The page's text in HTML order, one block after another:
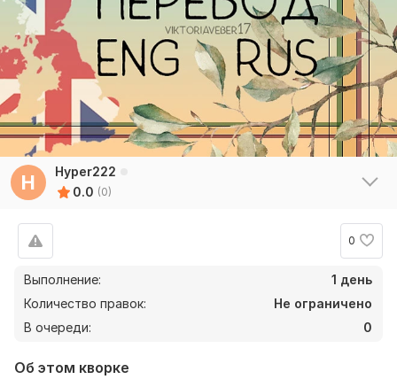
H
Hyper222
0.0 (0)
0
Выполнение:
1 день
Количество правок:
Не ограничено
В очереди:
0
Об этом кворке